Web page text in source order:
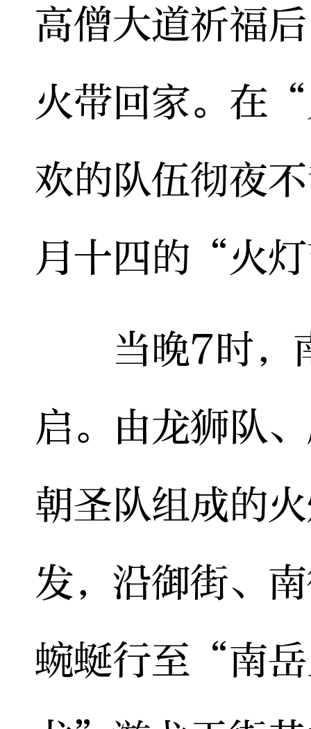
高僧大道祈福
火带回家。在
欢的队伍彻夜
月十四的“火
当晚7时，南
启。由龙狮队
朝圣队组成的
发，沿御街、
蜿蜒行至“南